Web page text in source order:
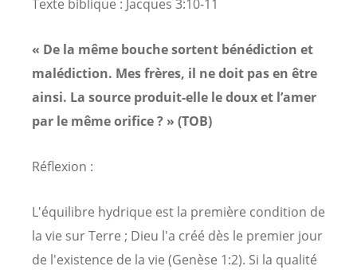
Texte biblique : Jacques 3:10-11
« De la même bouche sortent bénédiction et
malédiction. Mes frères, il ne doit pas en être
ainsi. La source produit-elle le doux et l’amer
par le même orifice ? » (TOB)
Réflexion :
L'équilibre hydrique est la première condition de
la vie sur Terre ; Dieu l'a créé dès le premier jour
de l'existence de la vie (Genèse 1:2). Si la qualité